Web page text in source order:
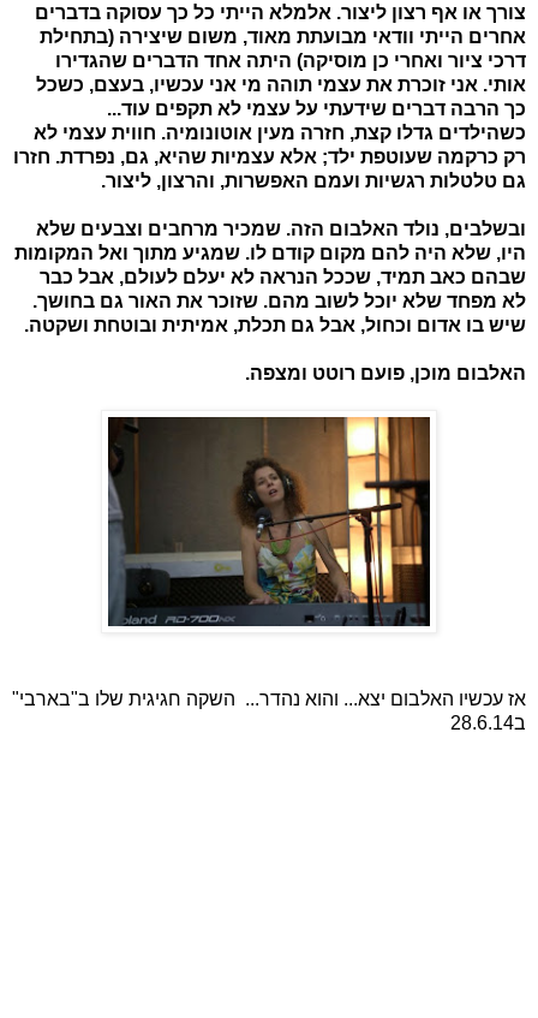
צורך או אף רצון ליצור. אלמלא הייתי כל כך עסוקה בדברים
אחרים הייתי וודאי מבועתת מאוד, משום שיצירה (בתחילת
דרכי ציור ואחרי כן מוסיקה) היתה אחד הדברים שהגדירו
אותי. אני זוכרת את עצמי תוהה מי אני עכשיו, בעצם, כשכל
כך הרבה דברים שידעתי על עצמי לא תקפים עוד...
כשהילדים גדלו קצת, חזרה מעין אוטונומיה. חווית עצמי לא
רק כרקמה שעוטפת ילד; אלא עצמיות שהיא, גם, נפרדת. חזרו
גם טלטלות רגשיות ועמם האפשרות, והרצון, ליצור.
ובשלבים, נולד האלבום הזה. שמכיר מרחבים וצבעים שלא
היו, שלא היה להם מקום קודם לו. שמגיע מתוך ואל המקומות
שבהם כאב תמיד, שככל הנראה לא יעלם לעולם, אבל כבר
לא מפחד שלא יוכל לשוב מהם. שזוכר את האור גם בחושך.
שיש בו אדום וכחול, אבל גם תכלת, אמיתית ובוטחת ושקטה.
האלבום מוכן, פועם רוטט ומצפה.
אז עכשיו האלבום יצא... והוא נהדר... השקה חגיגית שלו ב"בארבי"
ב28.6.14